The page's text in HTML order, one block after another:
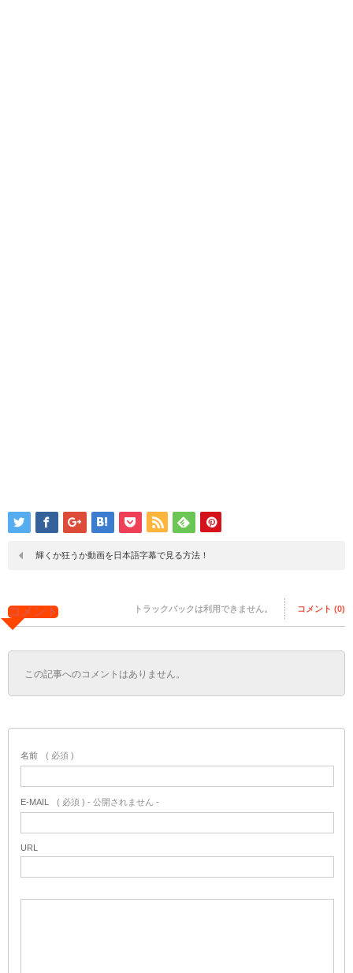
輝くか狂うか動画を日本語字幕で見る方法！
コメント トラックバックは利用できません。 コメント (0)
この記事へのコメントはありません。
名前 ( 必須 )
E-MAIL ( 必須 ) - 公開されません -
URL